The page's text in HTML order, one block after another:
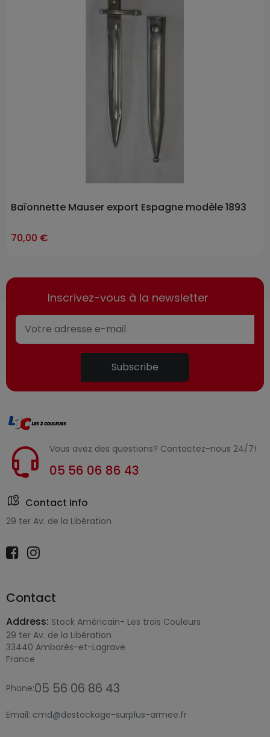
items
Baïonnette Mauser export Espagne modèle 1893
70,00 €
Inscrivez-vous à la newsletter
Subscribe
Vous avez des questions? Contactez-nous 24/7!
05 56 06 86 43
Contact Info
29 ter Av. de la Libération
Contact
Address: Stock Américain- Les trois Couleurs
29 ter Av. de la Libération
33440 Ambarès-et-Lagrave
France
Phone:05 56 06 86 43
Email: cmd@destockage-surplus-armee.fr